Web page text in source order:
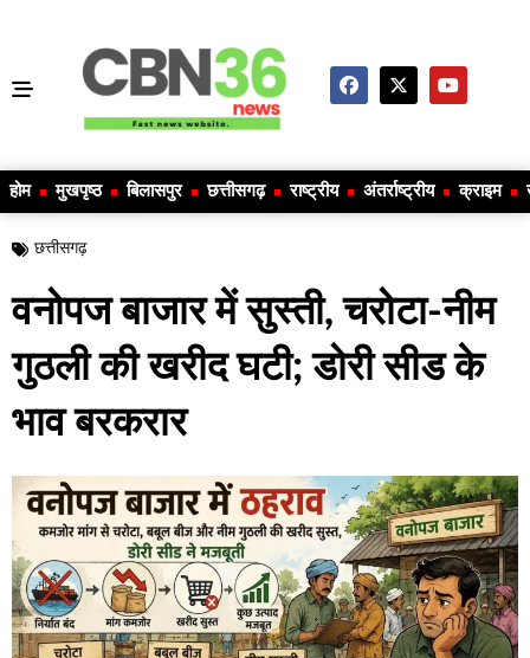
होम मुखपृष्ठ बिलासपुर छत्तीसगढ़ राष्ट्रीय अंतर्राष्ट्रीय क्राइम
छत्तीसगढ़
वनोपज बाजार में सुस्ती, चरोटा-नीम
गुठली की खरीद घटी; डोरी सीड के
भाव बरकरार